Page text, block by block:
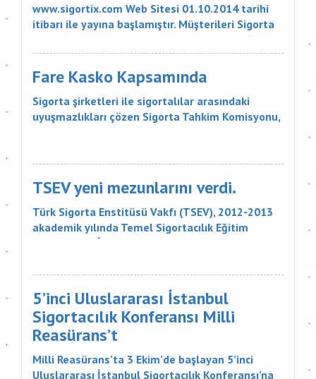
www.sigortix.com Web Sitesi 01.10.2014 tarihi
itibarı ile yayına başlamıştır. Müşterileri Sigorta
Acentelerini neden tercih etmeleri gerektiği
konusunda bilgilendiren ve Sitedeki Üye Sigorta
Acentelerine müşteri yö...
Fare Kasko Kapsamında
Sigorta şirketleri ile sigortalılar arasındaki
uyuşmazlıkları çözen Sigorta Tahkim Komisyonu,
liralık tazminatı ödemesine karar verdi. Sigorta
Tahkim Komisyonu M...
TSEV yeni mezunlarını verdi.
Türk Sigorta Enstitüsü Vakfı (TSEV), 2012-2013
akademik yılında Temel Sigortacılık Eğitim
Programı ve İleri Düzey Sigortacılık Eğitim
tamamlayan öğrencilerini mezun etti. Sigorta
şirketlerinin &uu...
5’inci Uluslararası İstanbul
Sigortacılık Konferansı Milli
Reasürans’t
Milli Reasürans’ta 3 Ekim’de başlayan 5’inci
Uluslararası İstanbul Sigortacılık Konferansı’na